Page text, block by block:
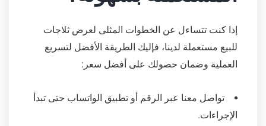
إذا كنت تتساءل عن الخطوات المثلى لعرض ثلاجات
للبيع مستعملة لدينا، فإليك الطريقة الأفضل لتسريع
العملية وضمان حصولك على أفضل سعر:
تواصل معنا عبر الرقم أو تطبيق الواتساب حتى تبدأ
الإجراءات.